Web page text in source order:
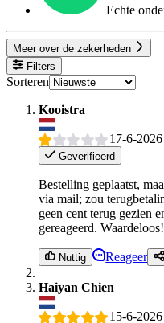
Echte
Meer over de zekerheden
Filters
Sorteren
Kooistra
17-6-2026
Geverifieerd
Bestelling geplaatst,
via mail; zou
geen cent terug gezien
gereageerd. Waardeloos!
Nuttig Reageer
Haiyan Chien
15-6-2026